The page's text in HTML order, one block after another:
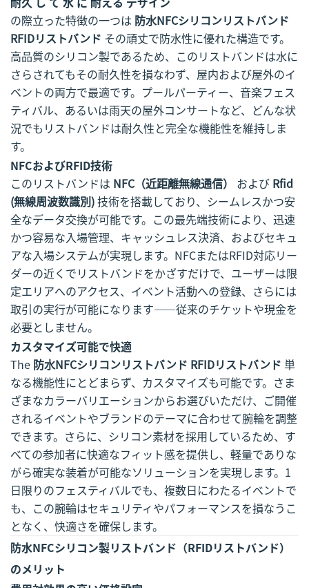
の際立った特徴の一つは 防水NFCシリコンリストバンド
RFIDリストバンド その頑丈で防水性に優れた構造です。
高品質のシリコン製であるため、このリストバンドは水に
さらされてもその耐久性を損なわず、屋内および屋外のイ
ベントの両方で最適です。プールパーティー、音楽フェス
ティバル、あるいは雨天の屋外コンサートなど、どんな状
況でもリストバンドは耐久性と完全な機能性を維持しま
す。
NFCおよびRFID技術
このリストバンドは NFC（近距離無線通信） および Rfid
(無線周波数識別)技術を搭載しており、シームレスかつ安
全なデータ交換が可能です。この最先端技術により、迅速
かつ容易な入場管理、キャッシュレス決済、およびセキュ
アな入場システムが実現します。NFCまたはRFID対応リー
ダーの近くでリストバンドをかざすだけで、ユーザーは限
定エリアへのアクセス、イベント活動への登録、さらには
取引の実行が可能になります——従来のチケットや現金を
必要としません。
カスタマイズ可能で快適
The 防水NFCシリコンリストバンド RFIDリストバンド 単
なる機能性にとどまらず、カスタマイズも可能です。さま
ざまなカラーバリエーションからお選びいただけ、ご開催
されるイベントやブランドのテーマに合わせて腕輪を調整
できます。さらに、シリコン素材を採用しているため、す
べての参加者に快適なフィット感を提供し、軽量でありな
がら確実な装着が可能なソリューションを実現します。1
日限りのフェスティバルでも、複数日にわたるイベントで
も、この腕輪はセキュリティやパフォーマンスを損なうこ
となく、快適さを確保します。
防水NFCシリコン製リストバンド（RFIDリストバンド）
のメリット